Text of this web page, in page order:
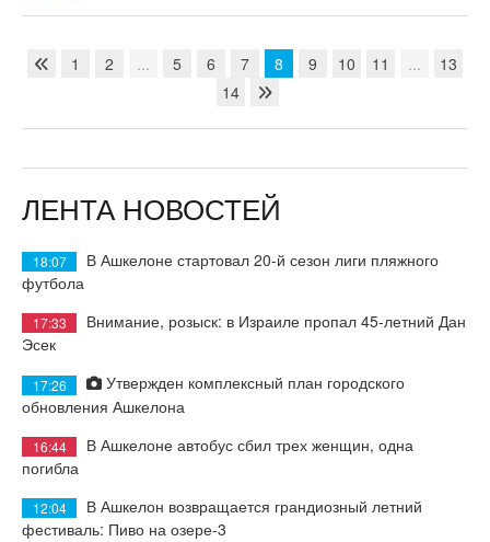
1 2 ... 5 6 7 8 9 10 11 ...
13
14
ЛЕНТА НОВОСТЕЙ
18:07
В Ашкелоне стартовал 20-й сезон лиги пляжного
футбола
17:33
Внимание, розыск: в Израиле пропал 45-летний Дан
Эсек
17:26
Утвержден комплексный план городского
обновления Ашкелона
16:44
В Ашкелоне автобус сбил трех женщин, одна
погибла
12:04
В Ашкелон возвращается грандиозный летний
фестиваль: Пиво на озере-3